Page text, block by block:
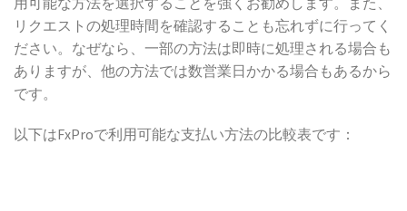
リクエストの処理時間を確認することも忘れずに行ってく
ださい。なぜなら、一部の方法は即時に処理される場合も
ありますが、他の方法では数営業日かかる場合もあるから
です。
以下はFxProで利用可能な支払い方法の比較表です：